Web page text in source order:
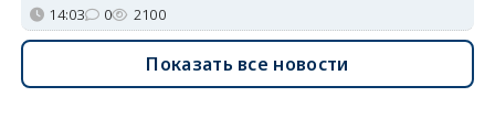
14:03 0 2100
Показать все новости